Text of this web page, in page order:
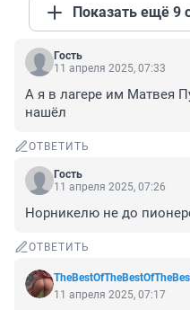
Показать ещё 9
Гость
11 апреля 2025, 07:33
А я в лагере им Матвея
нашёл
ОТВЕТИТЬ
Гость
11 апреля 2025, 07:26
Норникелю не до
ОТВЕТИТЬ
11 апреля 2025, 07:17